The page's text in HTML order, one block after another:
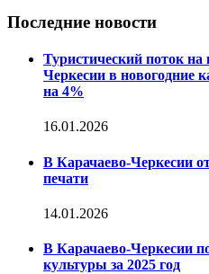
Последние новости
Туристический поток
Черкесии в новогодние
на 4%
16.01.2026
В Карачаево-Черкесии
печати
14.01.2026
В Карачаево-Черкесии
культуры за 2025 год